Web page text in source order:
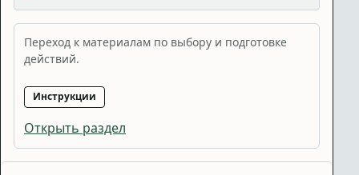
Переход к материалам по выбору и подготовке
действий.
Инструкции
Открыть раздел